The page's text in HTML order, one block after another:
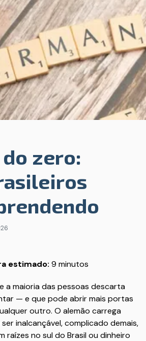
zero:
estimado: 9 minutos
a maioria das pessoas descarta
— e que pode abrir mais portas
outro. O alemão carrega
inalcançável, complicado demais,
raízes no sul do Brasil ou dinheiro